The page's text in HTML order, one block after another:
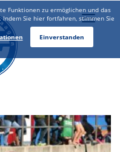
Toggle
Funktionen zu ermöglichen und das
Indem Sie hier fortfahren, stimmen Sie
Einverstanden